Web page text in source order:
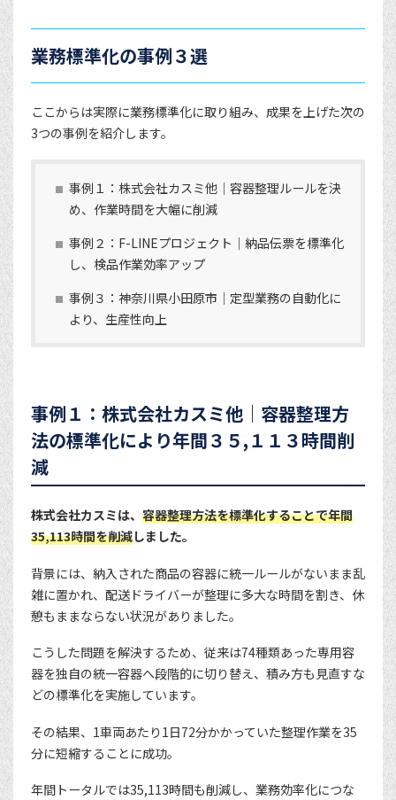
業務標準化の事例３選
ここからは実際に業務標準化に取り組み、成果を上げた次の
3つの事例を紹介します。
事例１：株式会社カスミ他｜容器整理ルールを決
め、作業時間を大幅に削減
事例２：F-LINEプロジェクト｜納品伝票を標準化
し、検品作業効率アップ
事例３：神奈川県小田原市｜定型業務の自動化に
より、生産性向上
事例１：株式会社カスミ他｜容器整理方
法の標準化により年間３５,１１３時間削
減
株式会社カスミは、 容器整理方法を標準化することで年間
35,113時間を削減しました。
背景には、納入された商品の容器に統一ルールがないまま乱
雑に置かれ、配送ドライバーが整理に多大な時間を割き、休
憩もままならない状況がありました。
こうした問題を解決するため、従来は74種類あった専用容
器を独自の統一容器へ段階的に切り替え、積み方も見直すな
どの標準化を実施しています。
その結果、1車両あたり1日72分かかっていた整理作業を35
分に短縮することに成功。
年間トータルでは35,113時間も削減し、業務効率化につな